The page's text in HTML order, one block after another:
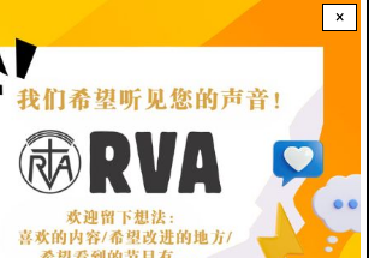
×
是可以选择，少男少女想要当男人还是女人？
教宗方济各 记者国际协会
恋者，都在情人眼裡辨认出自己的重要性，于是进
新版《天主教青年教理》 教宗
STAY CONNECTED WITH US!